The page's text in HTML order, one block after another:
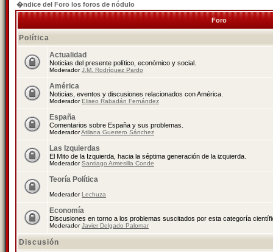
�ndice del Foro los foros de nódulo
Foro
Política
Actualidad
Noticias del presente político, económico y social.
ModeradorJ.M. Rodríguez Pardo
América
Noticias, eventos y discusiones relacionados con América.
ModeradorEliseo Rabadán Fernández
España
Comentarios sobre España y sus problemas.
ModeradorAtilana Guerrero Sánchez
Las Izquierdas
El Mito de la Izquierda, hacia la séptima generación de la izquierda.
ModeradorSantiago Armesilla Conde
Teoría Política
ModeradorLechuza
Economía
Discusiones en torno a los problemas suscitados por esta categoría
ModeradorJavier Delgado Palomar
Discusión